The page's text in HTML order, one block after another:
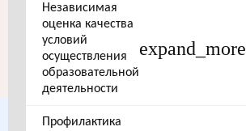
Независимая
оценка качества
условий
осуществления
образовательной
деятельности
expand_more
Профилактика